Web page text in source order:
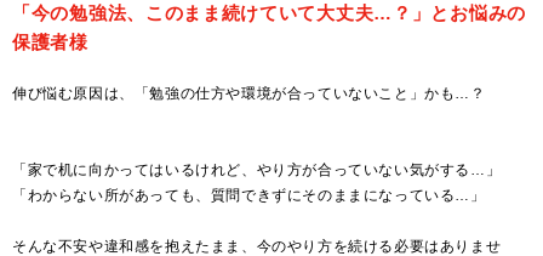
「今の勉強法、このまま続けていて大丈夫…？」とお悩みの
保護者様
伸び悩む原因は、「勉強の仕方や環境が合っていないこと」かも…？
「家で机に向かってはいるけれど、やり方が合っていない気がする…」
「わからない所があっても、質問できずにそのままになっている…」
そんな不安や違和感を抱えたまま、今のやり方を続ける必要はありませ